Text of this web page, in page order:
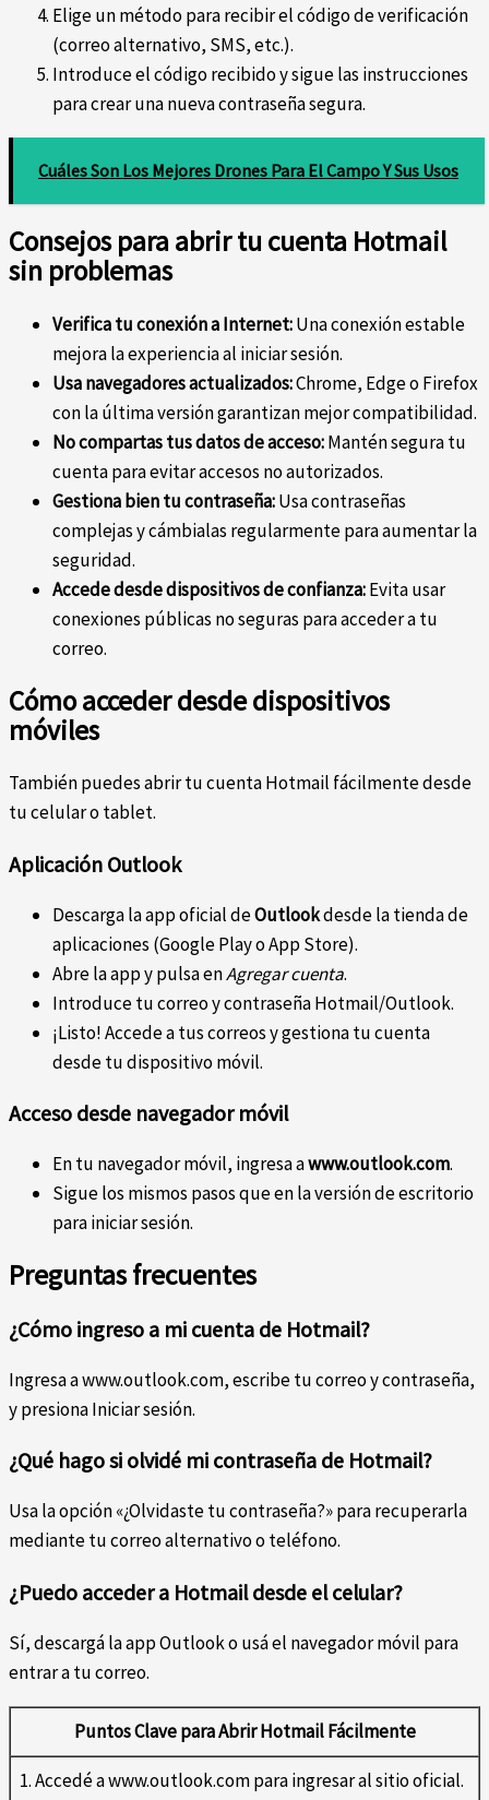
Elige un método para recibir el código de verificación
(correo alternativo, SMS, etc.).
Introduce el código recibido y sigue las instrucciones
para crear una nueva contraseña segura.
Cuáles Son Los Mejores Drones Para El Campo Y Sus Usos
Consejos para abrir tu cuenta Hotmail
sin problemas
Verifica tu conexión a Internet:Una conexión estable
mejora la experiencia al iniciar sesión.
Usa navegadores actualizados:Chrome, Edge o Firefox
con la última versión garantizan mejor compatibilidad.
No compartas tus datos de acceso:Mantén segura tu
cuenta para evitar accesos no autorizados.
Gestiona bien tu contraseña:Usa contraseñas
complejas y cámbialas regularmente para aumentar la
seguridad.
Accede desde dispositivos de confianza:Evita usar
conexiones públicas no seguras para acceder a tu
correo.
Cómo acceder desde dispositivos
móviles
También puedes abrir tu cuenta Hotmail fácilmente desde
tu celular o tablet.
Aplicación Outlook
Descarga la app oficial deOutlookdesde la tienda de
aplicaciones (Google Play o App Store).
Abre la app y pulsa enAgregar cuenta.
Introduce tu correo y contraseña Hotmail/Outlook.
¡Listo! Accede a tus correos y gestiona tu cuenta
desde tu dispositivo móvil.
Acceso desde navegador móvil
En tu navegador móvil, ingresa awww.outlook.com.
Sigue los mismos pasos que en la versión de escritorio
para iniciar sesión.
Preguntas frecuentes
¿Cómo ingreso a mi cuenta de Hotmail?
Ingresa a www.outlook.com, escribe tu correo y contraseña,
y presiona Iniciar sesión.
¿Qué hago si olvidé mi contraseña de Hotmail?
Usa la opción «¿Olvidaste tu contraseña?» para recuperarla
mediante tu correo alternativo o teléfono.
¿Puedo acceder a Hotmail desde el celular?
Sí, descargá la app Outlook o usá el navegador móvil para
entrar a tu correo.
Puntos Clave para Abrir Hotmail Fácilmente
1. Accedé a www.outlook.com para ingresar al sitio oficial.